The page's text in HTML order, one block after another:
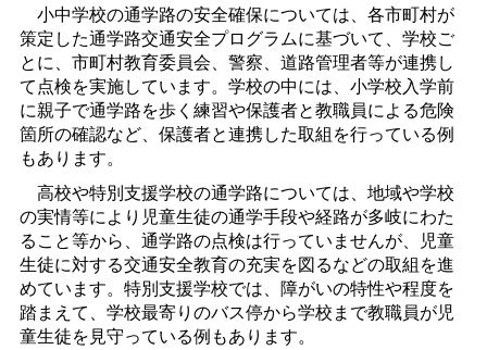
小中学校の通学路の安全確保については、各市町村が
策定した通学路交通安全プログラムに基づいて、学校ご
とに、市町村教育委員会、警察、道路管理者等が連携し
て点検を実施しています。学校の中には、小学校入学前
に親子で通学路を歩く練習や保護者と教職員による危険
箇所の確認など、保護者と連携した取組を行っている例
もあります。
高校や特別支援学校の通学路については、地域や学校
の実情等により児童生徒の通学手段や経路が多岐にわた
ること等から、通学路の点検は行っていませんが、児童
生徒に対する交通安全教育の充実を図るなどの取組を進
めています。特別支援学校では、障がいの特性や程度を
踏まえて、学校最寄りのバス停から学校まで教職員が児
童生徒を見守っている例もあります。